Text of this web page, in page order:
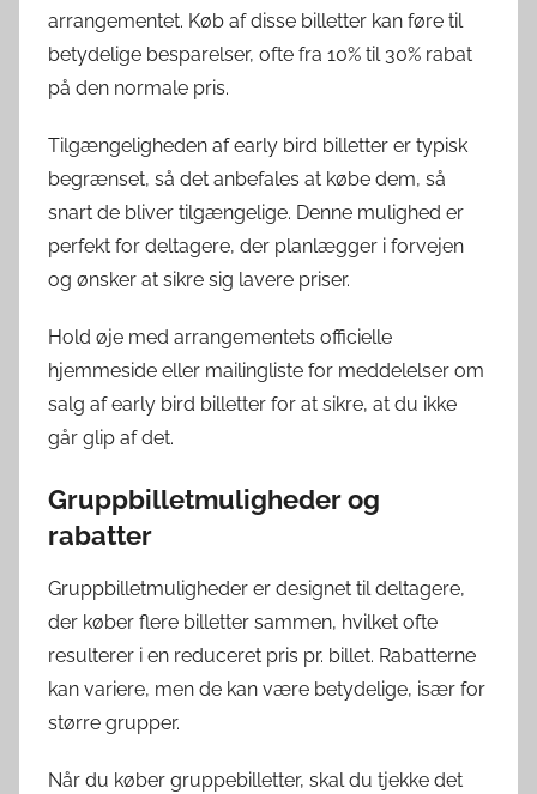
arrangementet. Køb af disse billetter kan føre til
betydelige besparelser, ofte fra 10% til 30% rabat
på den normale pris.
Tilgængeligheden af early bird billetter er typisk
begrænset, så det anbefales at købe dem, så
snart de bliver tilgængelige. Denne mulighed er
perfekt for deltagere, der planlægger i forvejen
og ønsker at sikre sig lavere priser.
Hold øje med arrangementets officielle
hjemmeside eller mailingliste for meddelelser om
salg af early bird billetter for at sikre, at du ikke
går glip af det.
Gruppbilletmuligheder og
rabatter
Gruppbilletmuligheder er designet til deltagere,
der køber flere billetter sammen, hvilket ofte
resulterer i en reduceret pris pr. billet. Rabatterne
kan variere, men de kan være betydelige, især for
større grupper.
Når du køber gruppebilletter, skal du tjekke det